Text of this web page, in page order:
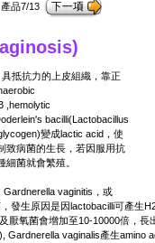
產品7/13
抵抗力的上皮組織，靠正
,hemolytic
bacilli(Lactobacillus
變成lactic acid，使
致病菌的生長，若因服用抗
菌就會繁殖。
vaginitis，或
發生原因是因lactobacilli可產生
厭氧菌會增加至10-10000倍，長
Gardnerella vaginalis產生amino